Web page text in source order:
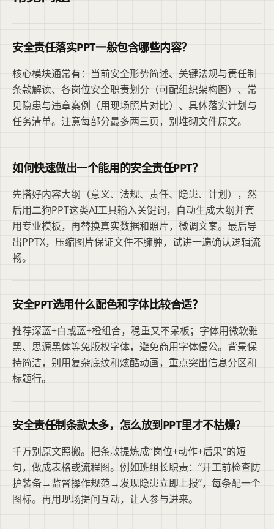
安全责任落实PPT一般包含哪些内容？
核心模块通常有：当前安全形势简述、关键法规与责任制
条款解读、各岗位安全职责划分（可配组织架构图）、常
见隐患与违章案例（用现场照片对比）、具体落实计划与
任务清单。注意每部分最多两三页，别堆砌文件原文。
如何快速做出一个能用的安全责任PPT？
先搭好内容大纲（意义、法规、责任、隐患、计划），然
后用二狗PPT这类AI工具输入关键词，自动生成大纲并套
用专业模板，再替换真实数据和照片，微调文案。最后导
出PPTX，压缩图片保证文件不臃肿，试讲一遍确认逻辑流
畅。
安全PPT选用什么配色和字体比较合适？
推荐深蓝+白或蓝+橙组合，稳重又不呆板；字体用微软雅
黑、思源黑体等免版权字体，避免商用字体侵公。背景保
持简洁，别用复杂底纹和炫酷动画，重点突出信息分区和
标题行。
安全责任制条款太多，怎么放到PPT里才不枯燥？
千万别原文照搬。把条款提炼成“岗位+动作+后果”的短
句，做成表格或流程图。例如班组长职责：“开工前检查防
护装备→监督操作规范→发现隐患立即上报”，每条配一个
图标。再用现场提问互动，让人参与进来。